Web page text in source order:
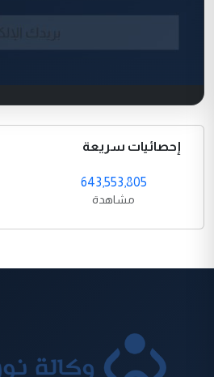
إحصائيات سريعة
643,553,805
مشاهدة